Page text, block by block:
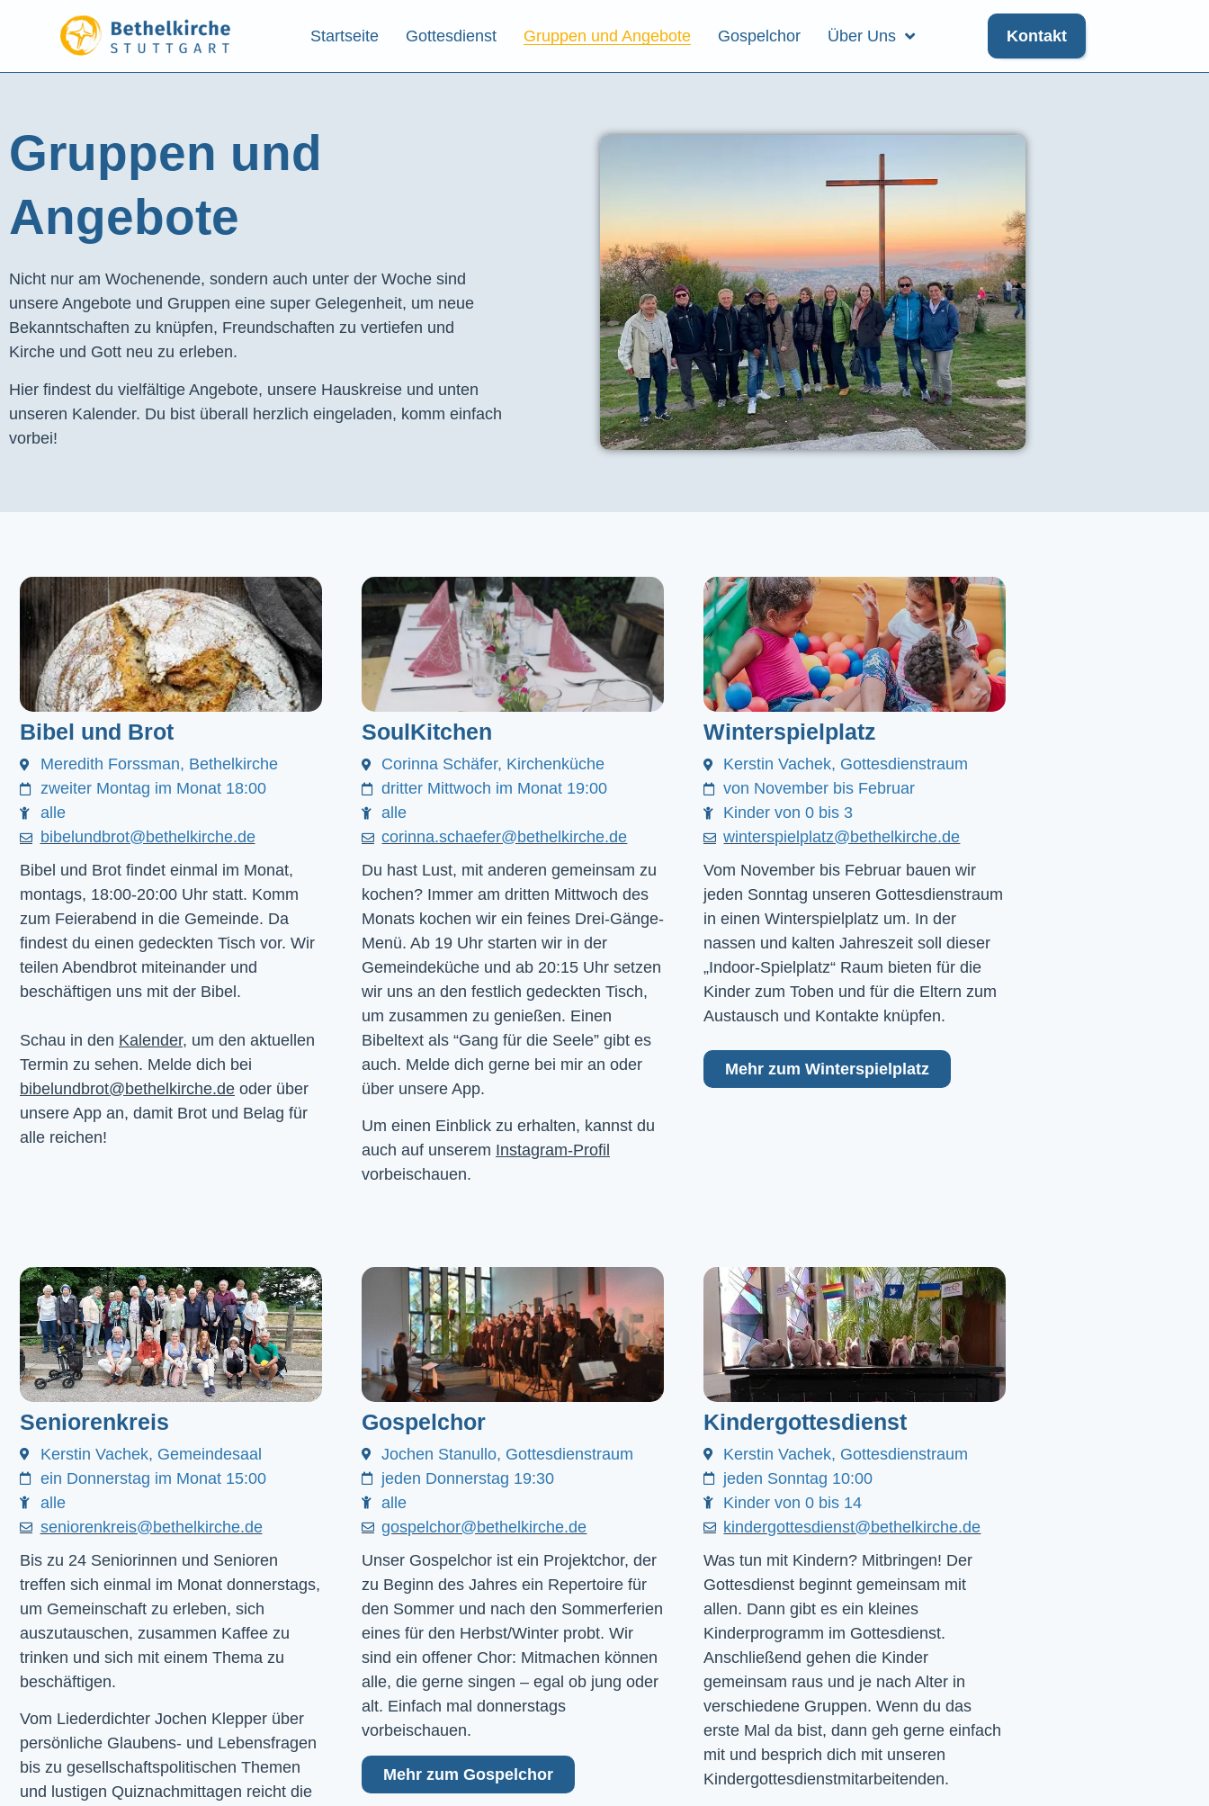
Startseite Gottesdienst Gruppen und Angebote Gospelchor Über Uns Kontakt
Gruppen und
Angebote​
Nicht nur am Wochenende, sondern auch unter der Woche sind
unsere Angebote und Gruppen eine super Gelegenheit, um neue
Bekanntschaften zu knüpfen, Freundschaften zu vertiefen und
Kirche und Gott neu zu erleben.
Hier findest du vielfältige Angebote, unsere Hauskreise und unten
unseren Kalender. Du bist überall herzlich eingeladen, komm einfach
vorbei!
Bibel und Brot
Meredith Forssman, Bethelkirche
zweiter Montag im Monat 18:00
alle
bibelundbrot@bethelkirche.de
Bibel und Brot findet einmal im Monat,
montags, 18:00-20:00 Uhr statt. Komm
zum Feierabend in die Gemeinde. Da
findest du einen gedeckten Tisch vor. Wir
teilen Abendbrot miteinander und
beschäftigen uns mit der Bibel.
Schau in den Kalender, um den aktuellen
Termin zu sehen. Melde dich bei
bibelundbrot@bethelkirche.de oder über
unsere App an, damit Brot und Belag für
alle reichen!
SoulKitchen
Corinna Schäfer, Kirchenküche
dritter Mittwoch im Monat 19:00
alle
corinna.schaefer@bethelkirche.de
Du hast Lust, mit anderen gemeinsam zu
kochen? Immer am dritten Mittwoch des
Monats kochen wir ein feines Drei-Gänge-
Menü. Ab 19 Uhr starten wir in der
Gemeindeküche und ab 20:15 Uhr setzen
wir uns an den festlich gedeckten Tisch,
um zusammen zu genießen. Einen
Bibeltext als “Gang für die Seele” gibt es
auch. Melde dich gerne bei mir an oder
über unsere App.
Um einen Einblick zu erhalten, kannst du
auch auf unserem Instagram-Profil
vorbeischauen.
Winterspielplatz
Kerstin Vachek, Gottesdienstraum
von November bis Februar
Kinder von 0 bis 3
winterspielplatz@bethelkirche.de
Vom November bis Februar bauen wir
jeden Sonntag unseren Gottesdienstraum
in einen Winterspielplatz um. In der
nassen und kalten Jahreszeit soll dieser
„Indoor-Spielplatz“ Raum bieten für die
Kinder zum Toben und für die Eltern zum
Austausch und Kontakte knüpfen.
Mehr zum Winterspielplatz
Seniorenkreis
Kerstin Vachek, Gemeindesaal
ein Donnerstag im Monat 15:00
alle
seniorenkreis@bethelkirche.de
Bis zu 24 Seniorinnen und Senioren
treffen sich einmal im Monat donnerstags,
um Gemeinschaft zu erleben, sich
auszutauschen, zusammen Kaffee zu
trinken und sich mit einem Thema zu
beschäftigen.
Vom Liederdichter Jochen Klepper über
persönliche Glaubens- und Lebensfragen
bis zu gesellschaftspolitischen Themen
und lustigen Quiznachmittagen reicht die
Gospelchor
Jochen Stanullo, Gottesdienstraum
jeden Donnerstag 19:30
alle
gospelchor@bethelkirche.de
Unser Gospelchor ist ein Projektchor, der
zu Beginn des Jahres ein Repertoire für
den Sommer und nach den Sommerferien
eines für den Herbst/Winter probt. Wir
sind ein offener Chor: Mitmachen können
alle, die gerne singen – egal ob jung oder
alt. Einfach mal donnerstags
vorbeischauen.
Mehr zum Gospelchor
Kindergottesdienst
Kerstin Vachek, Gottesdienstraum
jeden Sonntag 10:00
Kinder von 0 bis 14
kindergottesdienst@bethelkirche.de
Was tun mit Kindern? Mitbringen! Der
Gottesdienst beginnt gemeinsam mit
allen. Dann gibt es ein kleines
Kinderprogramm im Gottesdienst.
Anschließend gehen die Kinder
gemeinsam raus und je nach Alter in
verschiedene Gruppen. Wenn du das
erste Mal da bist, dann geh gerne einfach
mit und besprich dich mit unseren
Kindergottesdienstmitarbeitenden.